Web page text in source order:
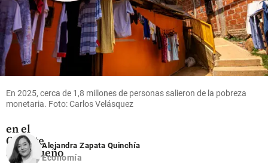
Oriente
Antioqueño
Flores que
cruzan el
cielo: así
es el
que mueve
US$ 380
en el
Oriente
antioqueño
En 2025, cerca de 1,8 millones de personas salieron de la pobreza
monetaria. Foto: Carlos Velásquez
Alejandra Zapata Quinchía
Economía